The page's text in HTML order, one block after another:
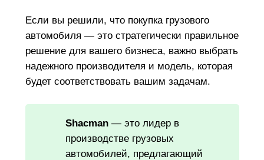
Если вы решили, что покупка грузового
автомобиля — это стратегически правильное
решение для вашего бизнеса, важно выбрать
надежного производителя и модель, которая
будет соответствовать вашим задачам.
Shacman— это лидер в
производстве грузовых
автомобилей, предлагающий